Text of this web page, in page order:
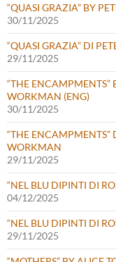
“QUASI GRAZIA” BY
30/11/2025
“QUASI GRAZIA” DI
29/11/2025
“THE ENCAMPMENTS”
WORKMAN (ENG)
30/11/2025
“THE ENCAMPMENTS”
WORKMAN
29/11/2025
“NEL BLU DIPINTI DI
04/12/2025
“NEL BLU DIPINTI DI
29/11/2025